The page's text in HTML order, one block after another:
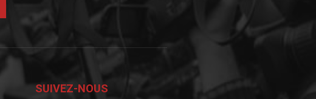
SUIVEZ-NOUS